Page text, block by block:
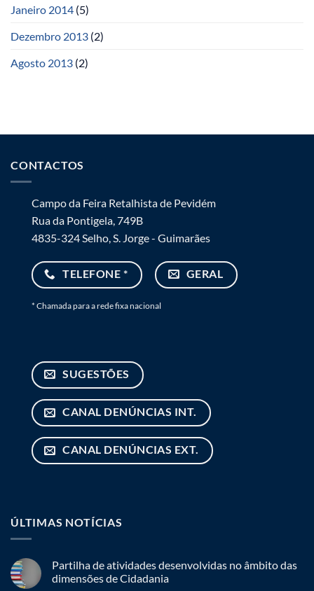
Janeiro 2014 (5)
Dezembro 2013 (2)
Agosto 2013 (2)
CONTACTOS
Campo da Feira Retalhista de Pevidém
Rua da Pontigela, 749B
4835-324 Selho, S. Jorge - Guimarães
TELEFONE * GERAL
* Chamada para a rede fixa nacional
SUGESTÕES
CANAL DENÚNCIAS INT.
CANAL DENÚNCIAS EXT.
ÚLTIMAS NOTÍCIAS
Partilha de atividades desenvolvidas no âmbito das
dimensões de Cidadania